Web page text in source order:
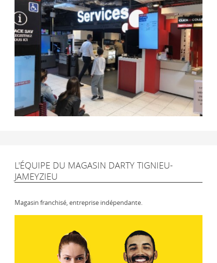
L'ÉQUIPE DU MAGASIN DARTY TIGNIEU-
JAMEYZIEU
Magasin franchisé, entreprise indépendante.